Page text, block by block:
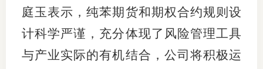
庭玉表示，纯苯期货和期权合约规则设
计科学严谨，充分体现了风险管理工具
与产业实际的有机结合，公司将积极运